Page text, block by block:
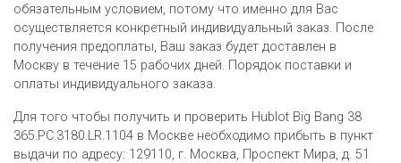
обязательным условием, потому что именно для Вас
осуществляется конкретный индивидуальный заказ. После
получения предоплаты, Ваш заказ будет доставлен в
Москву в течение 15 рабочих дней. Порядок поставки и
оплаты индивидуального заказа.
Для того чтобы получить и проверить Hublot Big Bang 38
365.PC.3180.LR.1104 в Москве необходимо прибыть в пункт
выдачи по адресу: 129110, г. Москва, Проспект Мира, д. 51